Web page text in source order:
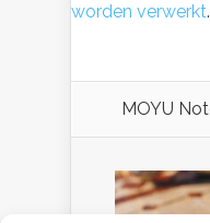
worden verwerkt.
MOYU